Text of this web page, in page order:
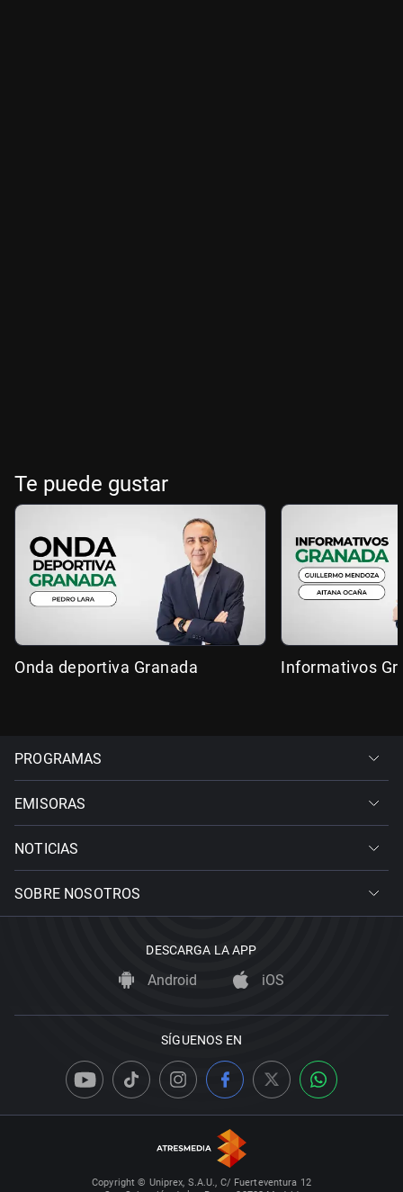
Te puede gustar
Onda deportiva Granada Informativos
PROGRAMAS
EMISORAS
NOTICIAS
SOBRE NOSOTROS
DESCARGA LA APP
Android iOS
SÍGUENOS EN
Copyright © Uniprex, S.A.U., C/ Fuerteventura 12